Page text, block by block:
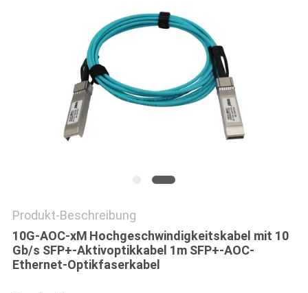
SITEMAP
DATENSCHUTZRICHTLINIE
Produkt-Beschreibung
10G-AOC-xM Hochgeschwindigkeitskabel mit 10
Gb/s SFP+-Aktivoptikkabel 1m SFP+-AOC-
Ethernet-Optikfaserkabel